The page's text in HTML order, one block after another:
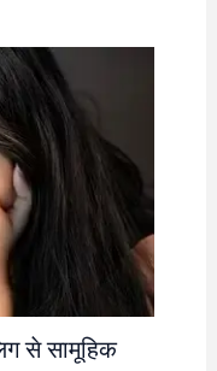
से सामूहिक